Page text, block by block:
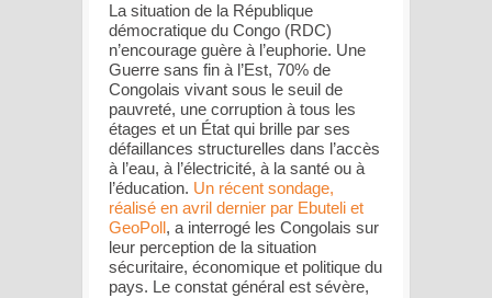
La situation de la République
démocratique du Congo (RDC)
n’encourage guère à l’euphorie. Une
Guerre sans fin à l’Est, 70% de
Congolais vivant sous le seuil de
pauvreté, une corruption à tous les
étages et un État qui brille par ses
défaillances structurelles dans l’accès
à l’eau, à l’électricité, à la santé ou à
l’éducation. Un récent sondage,
réalisé en avril dernier par Ebuteli et
GeoPoll, a interrogé les Congolais sur
leur perception de la situation
sécuritaire, économique et politique du
pays. Le constat général est sévère,